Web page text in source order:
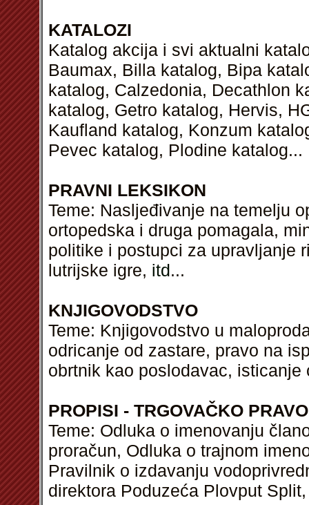
KATALOZI
Katalog akcija i svi aktualni
Baumax, Billa katalog, Bipa
katalog, Calzedonia, Decathlon
katalog, Getro katalog, Hervis,
Kaufland katalog, Konzum
Pevec katalog, Plodine katalog...
PRAVNI LEKSIKON
Teme: Nasljeđivanje na temelju
ortopedska i druga pomagala,
politike i postupci za upravljanje
lutrijske igre, itd...
KNJIGOVODSTVO
Teme: Knjigovodstvo u
odricanje od zastare, pravo na
obrtnik kao poslodavac,
PROPISI - TRGOVAČKO PRAVO
Teme: Odluka o imenovanju
proračun, Odluka o trajnom
Pravilnik o izdavanju
direktora Poduzeća Plovput